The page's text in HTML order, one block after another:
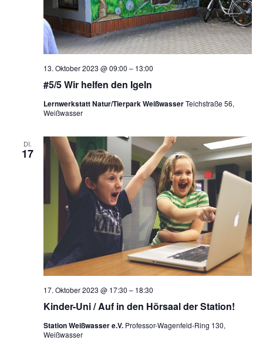
#5/5 Wir helfen den Igeln
13. Oktober 2023 @ 09:00 – 13:00
Lernwerkstatt Natur/Tierpark WeißwasserTeichstraße 56,
Weißwasser
DI.
17
Kinder-Uni / Auf in den Hörsaal der Station!
17. Oktober 2023 @ 17:30 – 18:30
Station Weißwasser e.V. Professor-Wagenfeld-Ring 130,
Weißwasser